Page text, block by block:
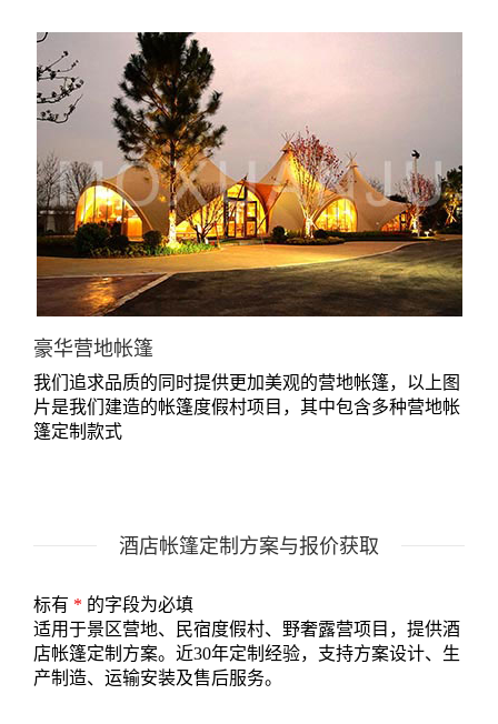
豪华营地帐篷
我们追求品质的同时提供更加美观的营地帐篷，以上图
片是我们建造的帐篷度假村项目，其中包含多种营地帐
篷定制款式
酒店帐篷定制方案与报价获取
标有 * 的字段为必填
适用于景区营地、民宿度假村、野奢露营项目，提供酒
店帐篷定制方案。近30年定制经验，支持方案设计、生
产制造、运输安装及售后服务。